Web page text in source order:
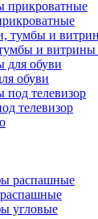
и витрины
обуви
телевизор